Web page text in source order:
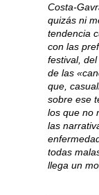
Costa-
quizás ni
tendencia
con las
festival,
de las
que,
sobre ese
los que no
las
todas
llega un